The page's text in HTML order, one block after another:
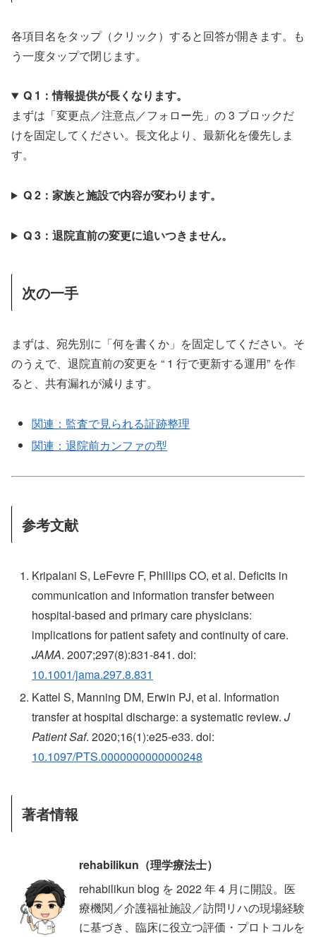
各項目名をタップ（クリック）すると回答が開きます。も
う一度タップで閉じます。
Q 1：情報提供が長くなります。
まずは「変更点／注意点／フォロー先」の 3 ブロックだ
けを固定してください。長文化より、最新化を優先しま
す。
Q 2：家族と施設で内容が変わります。
Q 3：退院直前の変更に追いつきません。
次の一手
まずは、宛先別に「何を書くか」を固定してください。そ
のうえで、退院直前の変更を “ 1 行で更新する運用” を作
ると、共有漏れが減ります。
関連：監査で見られる証跡整理
関連：退院前カンファの型
参考文献
Kripalani S, LeFevre F, Phillips CO, et al. Deficits in
communication and information transfer between
hospital-based and primary care physicians:
implications for patient safety and continuity of care.
JAMA. 2007;297(8):831-841. doi:
10.1001/jama.297.8.831
Kattel S, Manning DM, Erwin PJ, et al. Information
transfer at hospital discharge: a systematic review.J
Patient Saf. 2020;16(1):e25-e33. doi:
10.1097/PTS.0000000000000248
著者情報
rehabilikun（理学療法士）
rehabilikun blog を 2022 年 4 月に開設。医
療機関／介護福祉施設／訪問リハの現場経験
に基づき、臨床に役立つ評価・プロトコルを